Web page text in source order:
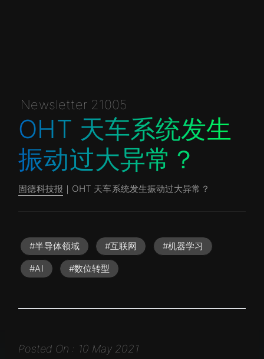
Newsletter 21005
OHT 天车系统发生
振动过大异常？
固德科技报 ｜OHT 天车系统发生振动过大异常？
#半导体领域 #互联网
#机器学习
#AI
#数位转型
Posted On : 10 May 2021